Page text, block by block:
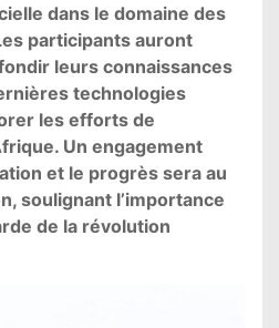
dans le domaine des
participants auront
leurs connaissances
technologies
les efforts de
Un engagement
et le progrès sera au
soulignant l’importance
de la révolution